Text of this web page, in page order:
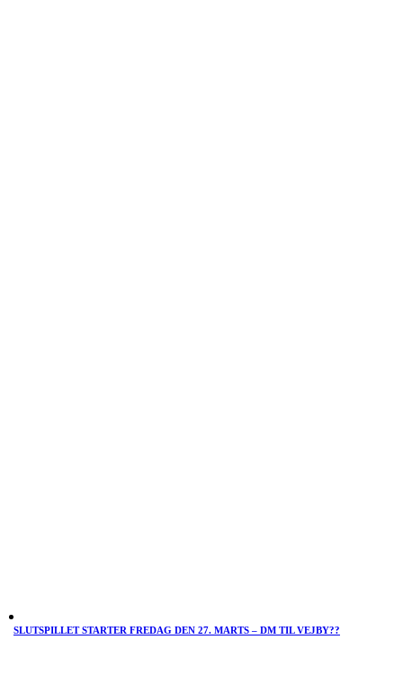
SLUTSPILLET STARTER FREDAG DEN 27. MARTS – DM TIL VEJBY??